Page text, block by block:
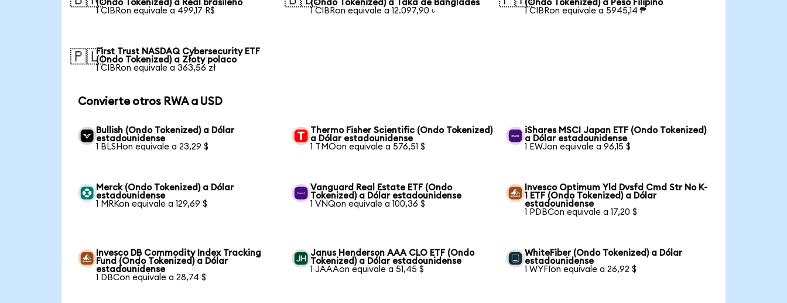
(Ondo Tokenized) a Real brasileño
1 CIBRon equivale a 499,17 R$
(Ondo Tokenized) a Taka de Bangladés
1 CIBRon equivale a 12.097,90 ৳
(Ondo Tokenized) a Peso Filipino
1 CIBRon equivale a 5945,14 ₱
🇵🇱First Trust NASDAQ Cybersecurity ETF
(Ondo Tokenized) a Złoty polaco
1 CIBRon equivale a 363,56 zł
Convierte otros RWA a USD
Bullish (Ondo Tokenized) a Dólar
estadounidense
1 BLSHon equivale a 23,29 $
Thermo Fisher Scientific (Ondo Tokenized)
a Dólar estadounidense
1 TMOon equivale a 576,51 $
iShares MSCI Japan ETF (Ondo Tokenized)
a Dólar estadounidense
1 EWJon equivale a 96,15 $
Merck (Ondo Tokenized) a Dólar
estadounidense
1 MRKon equivale a 129,69 $
Vanguard Real Estate ETF (Ondo
Tokenized) a Dólar estadounidense
1 VNQon equivale a 100,36 $
Invesco Optimum Yld Dvsfd Cmd Str No K-
1 ETF (Ondo Tokenized) a Dólar
estadounidense
1 PDBCon equivale a 17,20 $
Invesco DB Commodity Index Tracking
Fund (Ondo Tokenized) a Dólar
estadounidense
1 DBCon equivale a 28,74 $
Janus Henderson AAA CLO ETF (Ondo
Tokenized) a Dólar estadounidense
1 JAAAon equivale a 51,45 $
WhiteFiber (Ondo Tokenized) a Dólar
estadounidense
1 WYFIon equivale a 26,92 $